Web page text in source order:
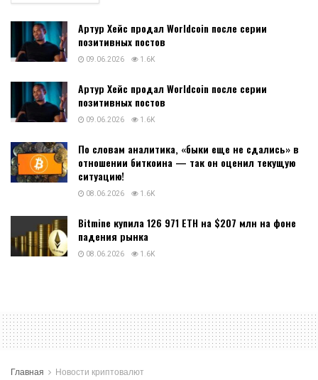
Артур Хейс продал Worldcoin после серии
позитивных постов
09.06.2026 1.6K
Артур Хейс продал Worldcoin после серии
позитивных постов
09.06.2026 1.6K
По словам аналитика, «быки еще не сдались» в
отношении биткоина — так он оценил текущую
ситуацию!
08.06.2026 1.6K
Bitmine купила 126 971 ETH на $207 млн на фоне
падения рынка
08.06.2026 1.6K
Главная Новости криптовалют